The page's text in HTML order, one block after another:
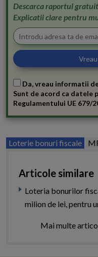
Descarca raportul gratuit
Explicatii clare pentru
Da, vreau informatii
Sunt de acord ca datele
Regulamentului UE 679/
Loterie bonuri fiscale
Articole similare
Loteria bonurilor
milion de lei, pentru
Mai multe